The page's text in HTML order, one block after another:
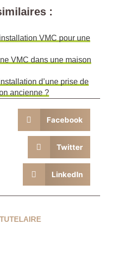
:
VMC pour une
VMC dans une maison
d’une prise de
ancienne ?
Facebook
Twitter
LinkedIn